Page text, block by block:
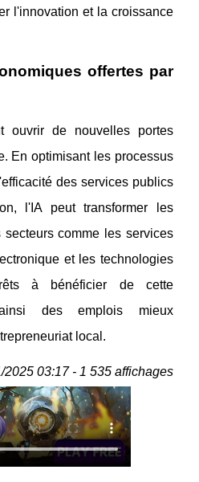
l'innovation et la croissance
offertes par
ouvrir de nouvelles portes
En optimisant les processus
des services publics
l'IA peut transformer les
comme les services
et les technologies
à bénéficier de cette
ainsi des emplois mieux
local.
2025 03:17 - 1 535 affichages